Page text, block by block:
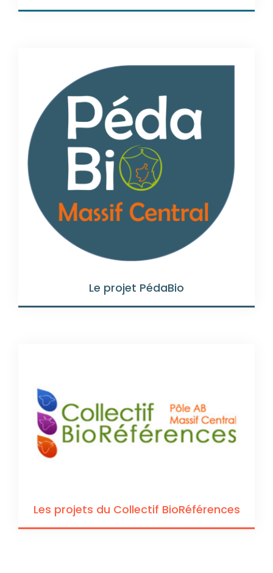
Le projet PédaBio
Les projets du Collectif BioRéférences